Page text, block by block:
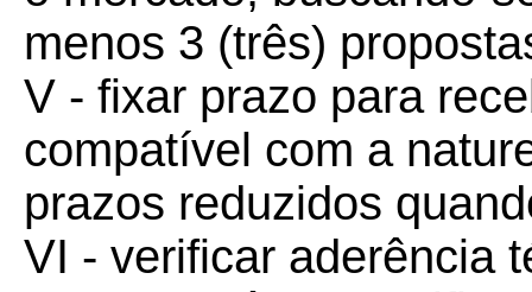
menos 3 (três)
V - fixar prazo para
compatível com a
prazos reduzidos
VI - verificar aderência